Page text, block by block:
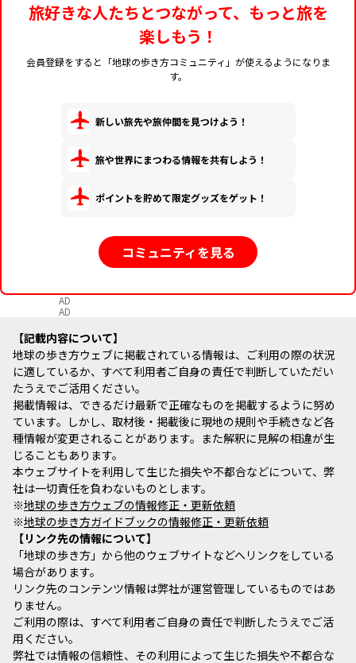
旅好きな人たちとつながって、もっと旅を
楽しもう！
会員登録をすると「地球の歩き方コミュニティ」が使えるようになりま
す。
新しい旅先や旅仲間を見つけよう！
旅や世界にまつわる情報を共有しよう！
ポイントを貯めて限定グッズをゲット！
コミュニティを見る
AD
AD
記載内容について
地球の歩き方ウェブに掲載されている情報は、ご利用の際の状況
に適しているか、すべて利用者ご自身の責任で判断していただい
たうえでご活用ください。
掲載情報は、できるだけ最新で正確なものを掲載するように努め
ています。しかし、取材後・掲載後に現地の規則や手続きなど各
種情報が変更されることがあります。また解釈に見解の相違が生
じることもあります。
本ウェブサイトを利用して生じた損失や不都合などについて、弊
社は一切責任を負わないものとします。
※地球の歩き方ウェブの情報修正・更新依頼
※地球の歩き方ガイドブックの情報修正・更新依頼
リンク先の情報について
「地球の歩き方」から他のウェブサイトなどへリンクをしている
場合があります。
リンク先のコンテンツ情報は弊社が運営管理しているものではあ
りません。
ご利用の際は、すべて利用者ご自身の責任で判断したうえでご活
用ください。
弊社では情報の信頼性、その利用によって生じた損失や不都合な